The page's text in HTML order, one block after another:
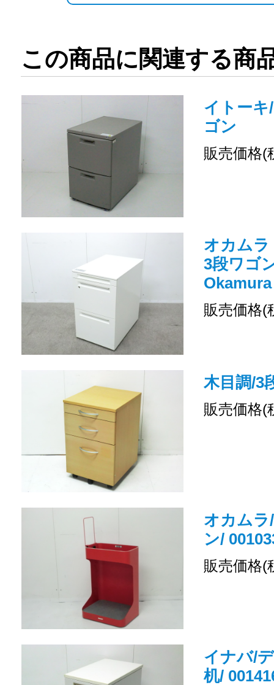
この商品に関連する商
イトーキ
ゴン
販売価格(
オカム
3段ワゴ
Okamura
販売価格(
木目調/3
販売価格(
オカム
ン/
販売価格(
イナバ/
机/